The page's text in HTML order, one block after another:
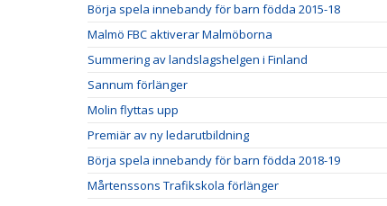
Börja spela innebandy för barn födda 2015-18
Malmö FBC aktiverar Malmöborna
Summering av landslagshelgen i Finland
Sannum förlänger
Molin flyttas upp
Premiär av ny ledarutbildning
Börja spela innebandy för barn födda 2018-19
Mårtenssons Trafikskola förlänger